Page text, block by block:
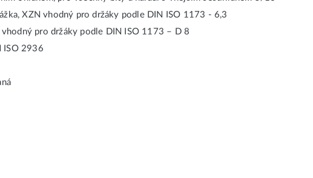
XZN vhodný pro držáky podle DIN ISO 1173 - 6,3
pro držáky podle DIN ISO 1173 – D 8
ISO 2936